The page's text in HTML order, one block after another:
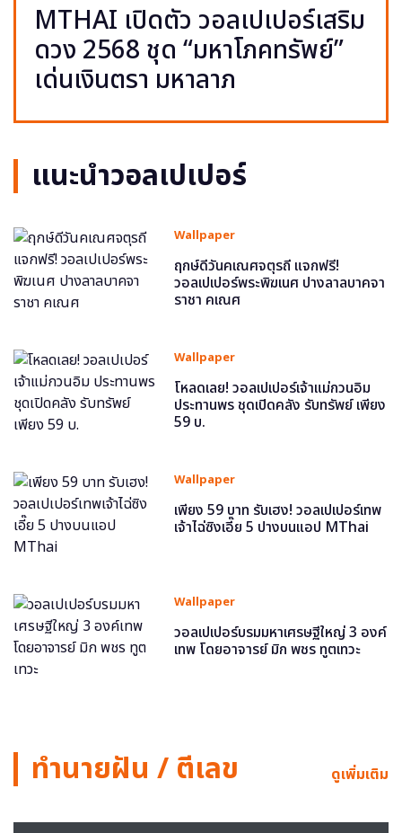
MTHAI เปิดตัว วอลเปเปอร์เสริม
ดวง 2568 ชุด “มหาโภคทรัพย์”
เด่นเงินตรา มหาลาภ
แนะนำวอลเปเปอร์
Wallpaper
ฤกษ์ดีวันคเณศจตุรถี แจกฟรี!
วอลเปเปอร์พระพิฆเนศ ปางลาลบาคจา
ราชา คเณศ
Wallpaper
โหลดเลย! วอลเปเปอร์เจ้าแม่กวนอิม
ประทานพร ชุดเปิดคลัง รับทรัพย์ เพียง
59 บ.
Wallpaper
เพียง 59 บาท รับเฮง! วอลเปเปอร์เทพ
เจ้าไฉ่ซิงเอี๊ย 5 ปางบนแอป MThai
Wallpaper
วอลเปเปอร์บรมมหาเศรษฐีใหญ่ 3 องค์
เทพ โดยอาจารย์ มิก พชร ทูตเทวะ
ทำนายฝัน / ตีเลข ดูเพิ่มเติม